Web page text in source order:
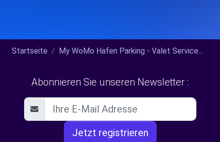
Startseite My WoMo Hafen Parking - Valet Service...
Abonnieren Sie unseren Newsletter :
Jetzt registrieren